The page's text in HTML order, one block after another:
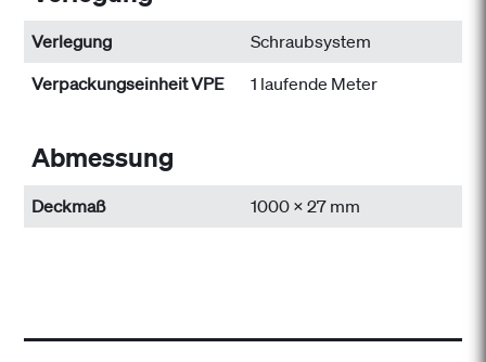
Verlegung
Schraubsystem
Verpackungseinheit VPE
1 laufende Meter
Abmessung
Deckmaß 1000 x 27 mm